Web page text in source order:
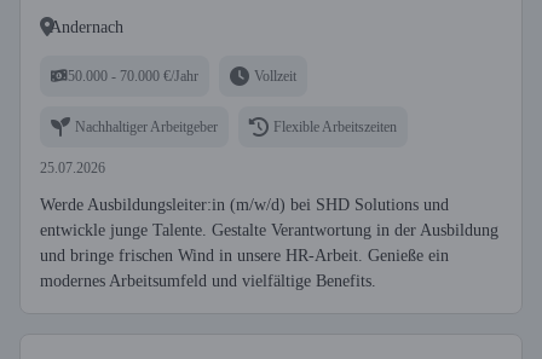
Andernach
50.000 - 70.000 €/Jahr Vollzeit
Nachhaltiger Arbeitgeber Flexible Arbeitszeiten
25.07.2026
Werde Ausbildungsleiter:in (m/w/d) bei SHD Solutions und
entwickle junge Talente. Gestalte Verantwortung in der Ausbildung
und bringe frischen Wind in unsere HR-Arbeit. Genieße ein
modernes Arbeitsumfeld und vielfältige Benefits.